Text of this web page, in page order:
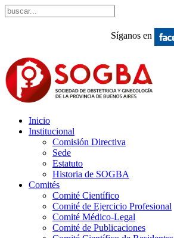
Síganos en
Inicio
Institucional
Comisión Directiva
Sede
Estatuto
Historia de SOGBA
Comités
Comité Científico
Comité de Ejercicio Profesional
Comité Médico-Legal
Comité de Publicaciones